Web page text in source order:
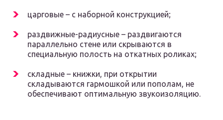
царговые – с наборной конструкцией;
раздвижные-радиусные – раздвигаются
параллельно стене или скрываются в
специальную полость на откатных роликах;
складные – книжки, при открытии
складываются гармошкой или пополам, не
обеспечивают оптимальную звукоизоляцию.